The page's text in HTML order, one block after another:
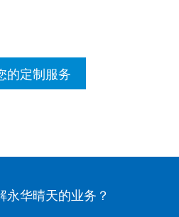
的定制服务
永华晴天的业务？